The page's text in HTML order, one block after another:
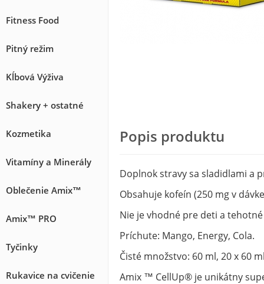
Fitness Food
Pitný režim
Kĺbová Výživa
Shakery + ostatné
Kozmetika
Vitamíny a Minerály
Oblečenie Amix™
Amix™ PRO
Tyčinky
Rukavice na cvičenie
Popis produktu
Doplnok stravy sa sladidlami a
Obsahuje kofeín (250 mg v
Nie je vhodné pre deti a tehotné
Príchute: Mango, Energy, Cola.
Čisté množstvo: 60 ml, 20 x 60
Amix ™ CellUp® je unikátny